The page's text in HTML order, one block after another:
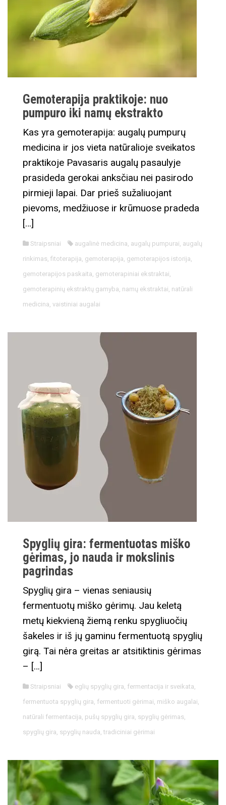
Gemoterapija praktikoje: nuo
pumpuro iki namų ekstrakto
Kas yra gemoterapija: augalų pumpurų
medicina ir jos vieta natūralioje sveikatos
praktikoje Pavasaris augalų pasaulyje
prasideda gerokai anksčiau nei pasirodo
pirmieji lapai. Dar prieš sužaliuojant
pievoms, medžiuose ir krūmuose pradeda
[…]
Straipsniai augalinė medicina, augalų pumpurai, augalų
rinkimas, fitoterapija, gemoterapija, gemoterapijos istorija,
gemoterapijos paskaita, gemoterapiniai ekstraktai,
gemoterapinių ekstraktų gamyba, namų ekstraktai, natūrali
medicina, vaistiniai augalai
Spyglių gira: fermentuotas miško
gėrimas, jo nauda ir mokslinis
pagrindas
Spyglių gira – vienas seniausių
fermentuotų miško gėrimų. Jau keletą
metų kiekvieną žiemą renku spygliuočių
šakeles ir iš jų gaminu fermentuotą spyglių
girą. Tai nėra greitas ar atsitiktinis gėrimas
– […]
Straipsniai eglių spyglių gira, fermentacija ir sveikata,
fermentuota spyglių gira, fermentuoti gėrimai, miško augalai,
natūrali fermentacija, pušų spyglių gira, spyglių gėrimas,
spyglių gira, spyglių nauda, tradiciniai gėrimai